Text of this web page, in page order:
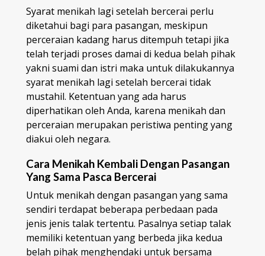
Syarat menikah lagi setelah bercerai perlu
diketahui bagi para pasangan, meskipun
perceraian kadang harus ditempuh tetapi jika
telah terjadi proses damai di kedua belah pihak
yakni suami dan istri maka untuk dilakukannya
syarat menikah lagi setelah bercerai tidak
mustahil. Ketentuan yang ada harus
diperhatikan oleh Anda, karena menikah dan
perceraian merupakan peristiwa penting yang
diakui oleh negara.
Cara Menikah Kembali Dengan Pasangan
Yang Sama Pasca Bercerai
Untuk menikah dengan pasangan yang sama
sendiri terdapat beberapa perbedaan pada
jenis jenis talak tertentu. Pasalnya setiap talak
memiliki ketentuan yang berbeda jika kedua
belah pihak menghendaki untuk bersama